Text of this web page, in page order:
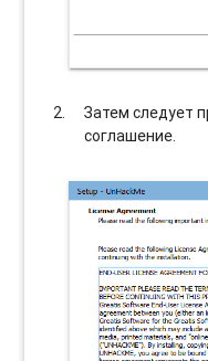
Затем следует
соглашение.